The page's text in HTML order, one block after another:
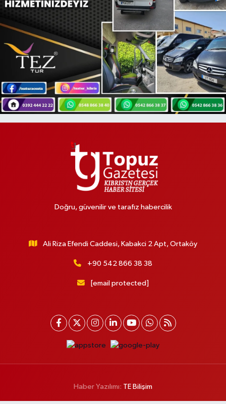
Doğru, güvenilir ve tarafız habercilik
Ali Riza Efendi Caddesi, Kabakci 2 Apt, Ortaköy
+90 542 866 38 38
[email protected]
Haber Yazılımı: TE Bilişim